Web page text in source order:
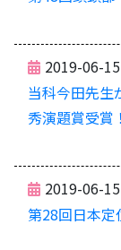
2019-06-15
当科今田先生
秀演題賞受賞
2019-06-15
第28回日本定